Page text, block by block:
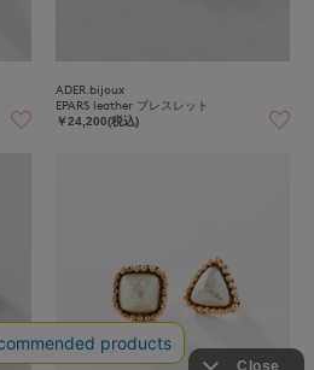
ADER.bijoux
EPARS leather ブレスレット
￥24,200(税込)